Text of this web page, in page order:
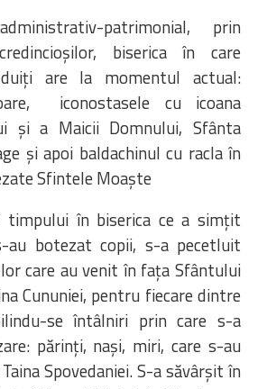
patrimonial, prin
biserica în care
are la momentul actual:
iconostasele cu icoana
și a Maicii Domnului, Sfânta
și apoi baldachinul cu racla în
Sfintele Moaște
timpului în biserica ce a simțit
au botezat copii, s-a pecetluit
care au venit în fața Sfântului
Cununiei, pentru fiecare dintre
se întâlniri prin care s-a
părinți, nași, miri, care s-au
Spovedaniei. S-a săvârșit în